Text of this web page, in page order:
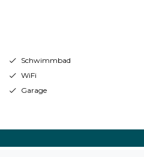
Schwimmbad
WiFi
Garage